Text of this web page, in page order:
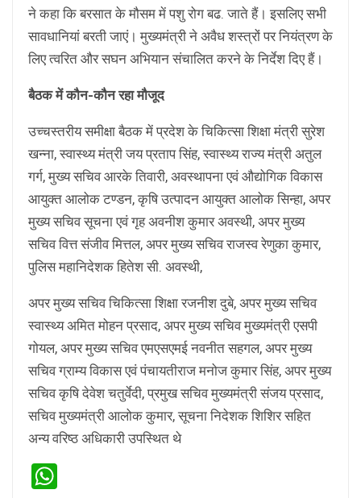
ने कहा कि बरसात के मौसम में पशु रोग बढ. जाते हैं। इसलिए सभी
सावधानियां बरती जाएं। मुख्यमंत्री ने अवैध शस्त्रों पर नियंत्रण के
लिए त्वरित और सघन अभियान संचालित करने के निर्देश दिए हैं।
बैठक में कौन-कौन रहा मौजूद
उच्चस्तरीय समीक्षा बैठक में प्रदेश के चिकित्सा शिक्षा मंत्री सुरेश
खन्ना, स्वास्थ्य मंत्री जय प्रताप सिंह, स्वास्थ्य राज्य मंत्री अतुल
गर्ग, मुख्य सचिव आरके तिवारी, अवस्थापना एवं औद्योगिक विकास
आयुक्त आलोक टण्डन, कृषि उत्पादन आयुक्त आलोक सिन्हा, अपर
मुख्य सचिव सूचना एवं गृह अवनीश कुमार अवस्थी, अपर मुख्य
सचिव वित्त संजीव मित्तल, अपर मुख्य सचिव राजस्व रेणुका कुमार,
पुलिस महानिदेशक हितेश सी. अवस्थी,
अपर मुख्य सचिव चिकित्सा शिक्षा रजनीश दुबे, अपर मुख्य सचिव
स्वास्थ्य अमित मोहन प्रसाद, अपर मुख्य सचिव मुख्यमंत्री एसपी
गोयल, अपर मुख्य सचिव एमएसएमई नवनीत सहगल, अपर मुख्य
सचिव ग्राम्य विकास एवं पंचायतीराज मनोज कुमार सिंह, अपर मुख्य
सचिव कृषि देवेश चतुर्वेदी, प्रमुख सचिव मुख्यमंत्री संजय प्रसाद,
सचिव मुख्यमंत्री आलोक कुमार, सूचना निदेशक शिशिर सहित
अन्य वरिष्ठ अधिकारी उपस्थित थे